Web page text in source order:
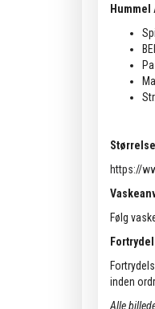
https://
Følg
inden
Alle